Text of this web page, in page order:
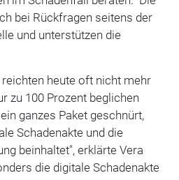
bei Rückfragen seitens der
und unterstützen die
heute oft nicht mehr
zu 100 Prozent beglichen
ganzes Paket geschnürt,
Schadenakte und die
beinhaltet", erklärte Vera
die digitale Schadenakte